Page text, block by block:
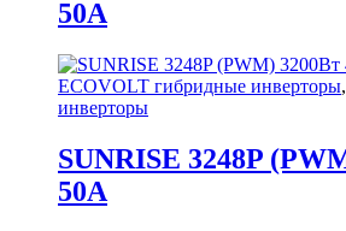
50A
ECOVOLT гибридные инверторы,
инверторы
SUNRISE 3248P
50A